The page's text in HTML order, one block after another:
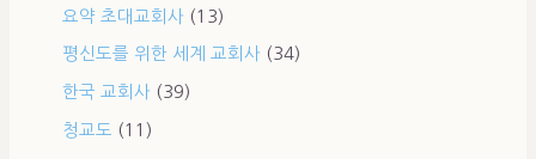
요약 초대교회사 (13)
평신도를 위한 세계 교회사 (34)
한국 교회사 (39)
청교도 (11)